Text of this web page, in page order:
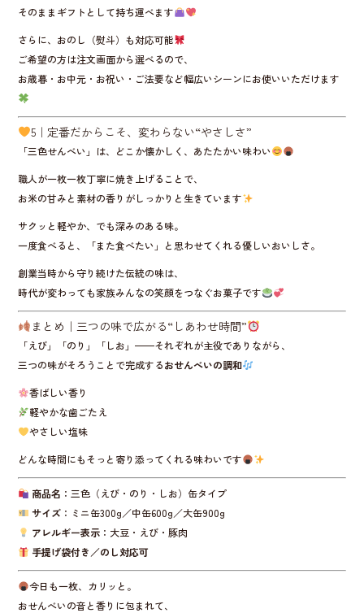
そのままギフトとして持ち運べます
さらに、おのし（熨斗）も対応可能
ご希望の方は注文画面から選べるので、
お歳暮・お中元・お祝い・ご法要など幅広いシーンにお使いいただけます
5｜定番だからこそ、変わらない“やさしさ”
「三色せんべい」は、どこか懐かしく、あたたかい味わい
職人が一枚一枚丁寧に焼き上げることで、
お米の甘みと素材の香りがしっかりと生きています
サクッと軽やか、でも深みのある味。
一度食べると、「また食べたい」と思わせてくれる優しいおいしさ。
創業当時から守り続けた伝統の味は、
時代が変わっても家族みんなの笑顔をつなぐお菓子です
まとめ｜三つの味で広がる“しあわせ時間”
「えび」「のり」「しお」——それぞれが主役でありながら、
三つの味がそろうことで完成するおせんべいの調和
香ばしい香り
軽やかな歯ごたえ
やさしい塩味
どんな時間にもそっと寄り添ってくれる味わいです
商品名 ：三色（えび・のり・しお）缶タイプ
サイズ ：ミニ缶300g／中缶600g／大缶900g
アレルギー表示 ：大豆・えび・豚肉
手提げ袋付き／のし対応可
今日も一枚、カリッと。
おせんべいの音と香りに包まれて、